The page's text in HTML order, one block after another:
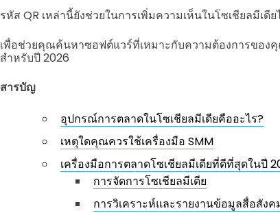
รหัส QR เหล่านี้ยังช่วยในการเพิ่มความเห็นในโซเชียลมีเดีย
เพื่อช่วยคุณค้นหาซอฟต์แวร์ที่เหมาะกับความต้องการของ
สำหรับปี 2026
สารบัญ
อุปกรณ์การตลาดในโซเชียลมีเดียคืออะไร?
เหตุใดคุณควรใช้เครื่องมือ SMM
เครื่องมือการตลาดโซเชียลมีเดียที่ดีที่สุดในปี
การจัดการโซเชียลมีเดีย
การวิเคราะห์และรายงานข้อมูลสื่อสังค